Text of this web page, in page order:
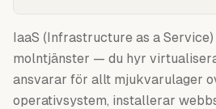
IaaS (Infrastructure as a
molntjänster — du hyr
ansvarar för allt mjukvarulager
operativsystem, installerar